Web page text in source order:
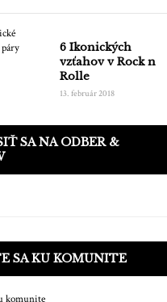
6 Ikonických
vzťahov v Rock n
Rolle
13. február 2018
SA NA ODBER &
SA KU KOMUNITE